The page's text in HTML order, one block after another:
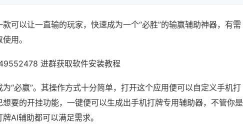
可以让一直输的玩家，快速成为一个“必胜”的输赢辅助神器，有需
用。
进群获取软件安装教程
“必赢”。其操作方式十分简单，打开这个应用便可以自定义手机打
要的开挂功能，一键便可以生成出手机打牌专用辅助器，不管你是
AI辅助都可以满足需求。